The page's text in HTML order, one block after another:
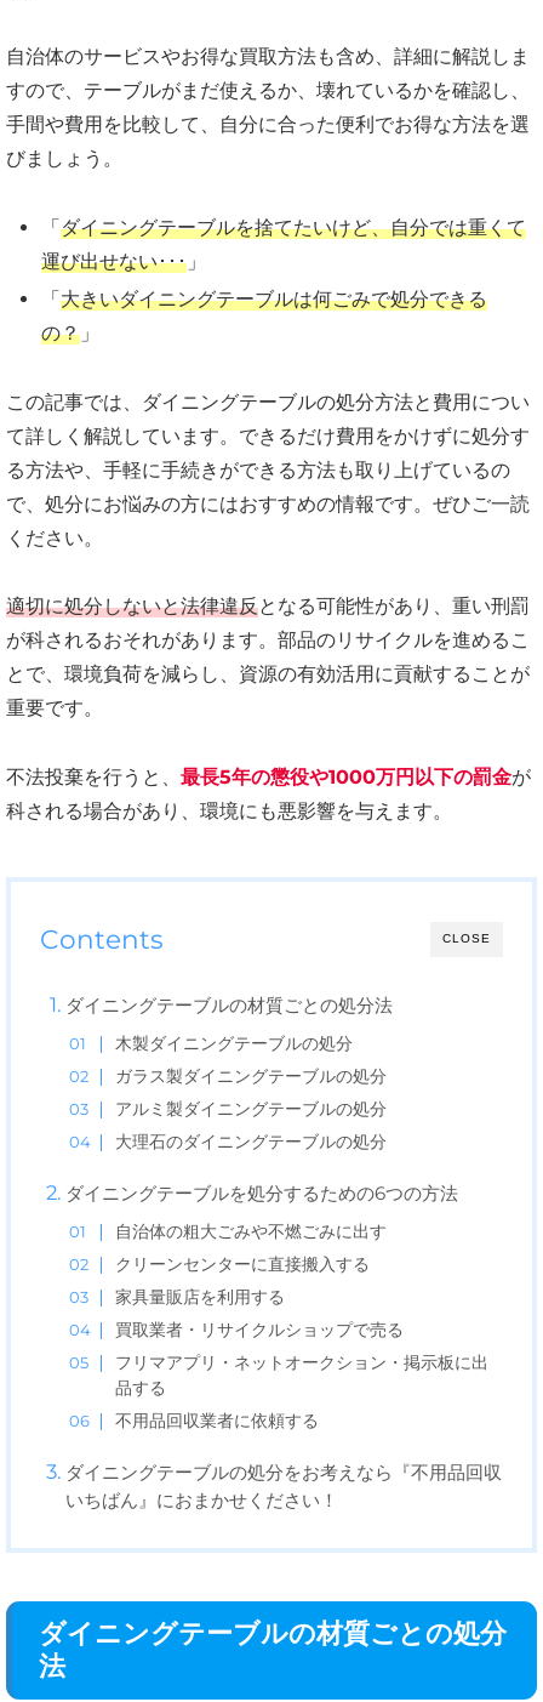
自治体のサービスやお得な買取方法も含め、詳細に解説しま
すので、テーブルがまだ使えるか、壊れているかを確認し、
手間や費用を比較して、自分に合った便利でお得な方法を選
びましょう。
「ダイニングテーブルを捨てたいけど、自分では重くて
運び出せない･･･ 」
「大きいダイニングテーブルは何ごみで処分できる
の？ 」
この記事では、ダイニングテーブルの処分方法と費用につい
て詳しく解説しています。できるだけ費用をかけずに処分す
る方法や、手軽に手続きができる方法も取り上げているの
で、処分にお悩みの方にはおすすめの情報です。ぜひご一読
ください。
適切に処分しないと法律違反となる可能性があり、重い刑罰
が科されるおそれがあります。部品のリサイクルを進めるこ
とで、環境負荷を減らし、資源の有効活用に貢献することが
重要です。
不法投棄を行うと、 最長5年の懲役や1000万円以下の罰金が
科される場合があり、環境にも悪影響を与えます。
CLOSE
Contents
ダイニングテーブルの材質ごとの処分法
木製ダイニングテーブルの処分
ガラス製ダイニングテーブルの処分
アルミ製ダイニングテーブルの処分
大理石のダイニングテーブルの処分
ダイニングテーブルを処分するための6つの方法
自治体の粗大ごみや不燃ごみに出す
クリーンセンターに直接搬入する
家具量販店を利用する
買取業者・リサイクルショップで売る
フリマアプリ・ネットオークション・掲示板に出
品する
不用品回収業者に依頼する
ダイニングテーブルの処分をお考えなら『不用品回収
いちばん』におまかせください！
ダイニングテーブルの材質ごとの処分
法